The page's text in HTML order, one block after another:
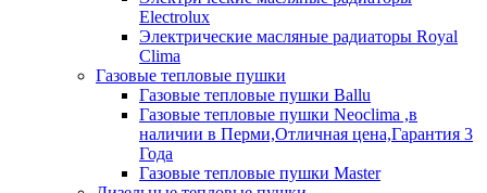
Electrolux
Электрические масляные радиаторы Royal
Clima
Газовые тепловые пушки
Газовые тепловые пушки Ballu
Газовые тепловые пушки Neoclima ,в
наличии в Перми,Отличная цена,Гарантия 3
Года
Газовые тепловые пушки Master